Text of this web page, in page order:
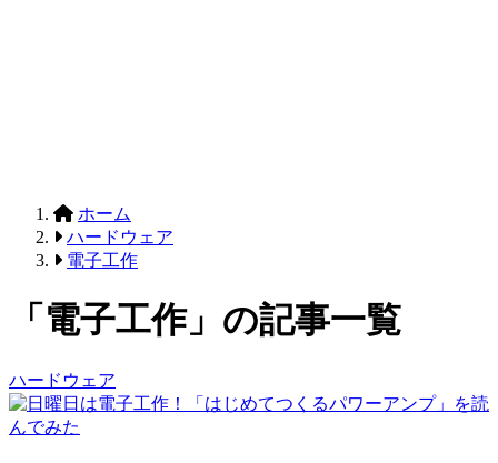
ホーム
ハードウェア
電子工作
「電子工作」の記事一覧
ハードウェア